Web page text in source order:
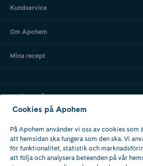
Kundservice
Om Apohem
Mina recept
Ladda ner vår app
Apotek med tillstånd
Cookies på Apohem
På Apohem använder vi oss av cookies som
att hemsidan ska fungera som den ska. Vi
för funktionalitet, statistik och
att följa och analysera beteenden på vår